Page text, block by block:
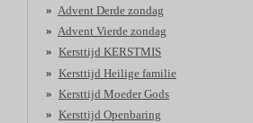
Advent Derde zondag
Advent Vierde zondag
Kersttijd KERSTMIS
Kersttijd Heilige familie
Kersttijd Moeder Gods
Kersttijd Openbaring